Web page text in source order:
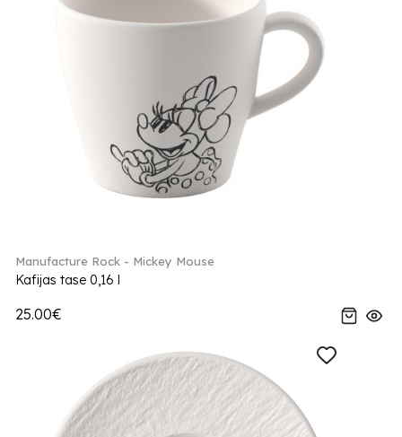
Manufacture Rock - Mickey Mouse
Kafijas tase 0,16 l
25.00€